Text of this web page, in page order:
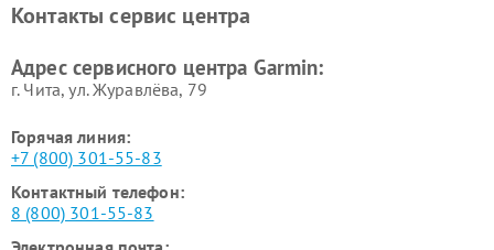
Контакты сервис центра
Адрес сервисного центра Garmin:
г. Чита, ул. Журавлёва, 79
Горячая линия:
+7 (800) 301-55-83
Контактный телефон:
8 (800) 301-55-83